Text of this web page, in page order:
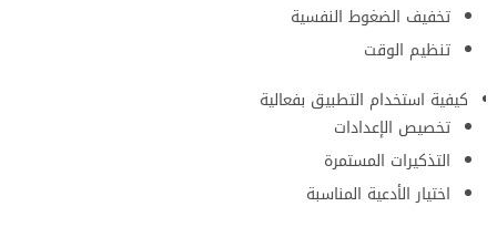
تخفيف الضغوط النفسية
تنظيم الوقت
كيفية استخدام التطبيق بفعالية
تخصيص الإعدادات
التذكيرات المستمرة
اختيار الأدعية المناسبة